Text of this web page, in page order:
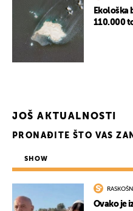
Ekološka
110.000
JOŠ AKTUALNOSTI
PRONAĐITE ŠTO VAS
SHOW
Ovako je